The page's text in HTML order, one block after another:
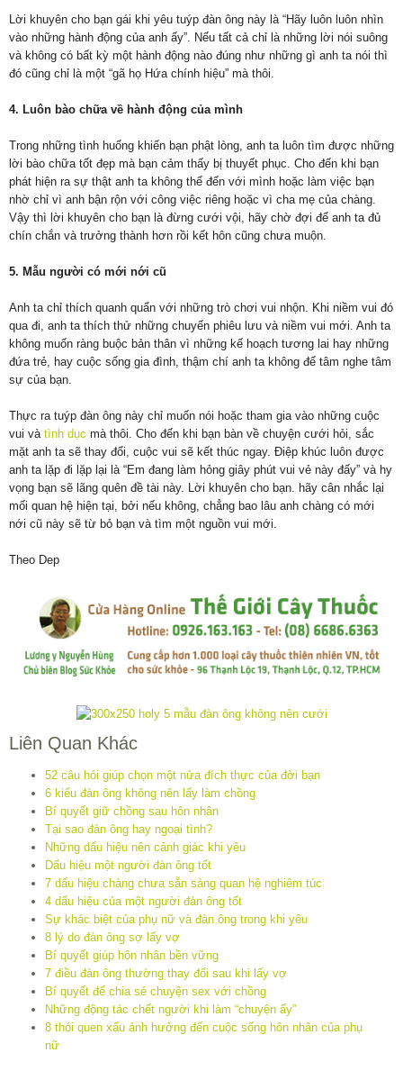
Lời khuyên cho bạn gái khi yêu tuýp đàn ông này là “Hãy luôn luôn nhìn
vào những hành động của anh ấy”. Nếu tất cả chỉ là những lời nói suông
và không có bất kỳ một hành động nào đúng như những gì anh ta nói thì
đó cũng chỉ là một “gã họ Hứa chính hiệu” mà thôi.
4. Luôn bào chữa về hành động của mình
Trong những tình huống khiến bạn phật lòng, anh ta luôn tìm được những
lời bào chữa tốt đẹp mà bạn cảm thấy bị thuyết phục. Cho đến khi bạn
phát hiện ra sự thật anh ta không thể đến với mình hoặc làm việc bạn
nhờ chỉ vì anh bận rộn với công việc riêng hoặc vì cha mẹ của chàng.
Vậy thì lời khuyên cho bạn là đừng cưới vội, hãy chờ đợi để anh ta đủ
chín chắn và trưởng thành hơn rồi kết hôn cũng chưa muộn.
5. Mẫu người có mới nới cũ
Anh ta chỉ thích quanh quẩn với những trò chơi vui nhộn. Khi niềm vui đó
qua đi, anh ta thích thử những chuyến phiêu lưu và niềm vui mới. Anh ta
không muốn ràng buộc bản thân vì những kế hoạch tương lai hay những
đứa trẻ, hay cuộc sống gia đình, thậm chí anh ta không để tâm nghe tâm
sự của bạn.
Thực ra tuýp đàn ông này chỉ muốn nói hoặc tham gia vào những cuộc
vui và tình dục mà thôi. Cho đến khi bạn bàn về chuyện cưới hỏi, sắc
mặt anh ta sẽ thay đổi, cuộc vui sẽ kết thúc ngay. Điệp khúc luôn được
anh ta lặp đi lặp lại là “Em đang làm hỏng giây phút vui vẻ này đấy” và hy
vọng bạn sẽ lãng quên đề tài này. Lời khuyên cho bạn. hãy cân nhắc lại
mối quan hệ hiện tại, bởi nếu không, chẳng bao lâu anh chàng có mới
nới cũ này sẽ từ bỏ bạn và tìm một nguồn vui mới.
Theo Dep
Liên Quan Khác
52 câu hỏi giúp chọn một nửa đích thực của đời bạn
6 kiểu đàn ông không nên lấy làm chồng
Bí quyết giữ chồng sau hôn nhân
Tại sao đàn ông hay ngoại tình?
Những dấu hiệu nên cảnh giác khi yêu
Dấu hiệu một người đàn ông tốt
7 dấu hiệu chàng chưa sẵn sàng quan hệ nghiêm túc
4 dấu hiệu của một người đàn ông tốt
Sự khác biệt của phụ nữ và đàn ông trong khi yêu
8 lý do đàn ông sợ lấy vợ
Bí quyết giúp hôn nhân bền vững
7 điều đàn ông thường thay đổi sau khi lấy vợ
Bí quyết để chia sẻ chuyện sex với chồng
Những động tác chết người khi làm “chuyện ấy”
8 thói quen xấu ảnh hưởng đến cuộc sống hôn nhân của phụ
nữ